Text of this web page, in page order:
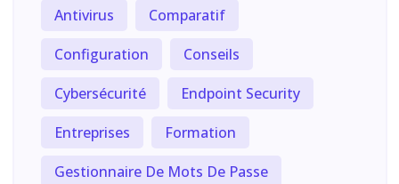
Antivirus
Comparatif
Configuration
Conseils
Cybersécurité
Endpoint Security
Entreprises
Formation
Gestionnaire De Mots De Passe